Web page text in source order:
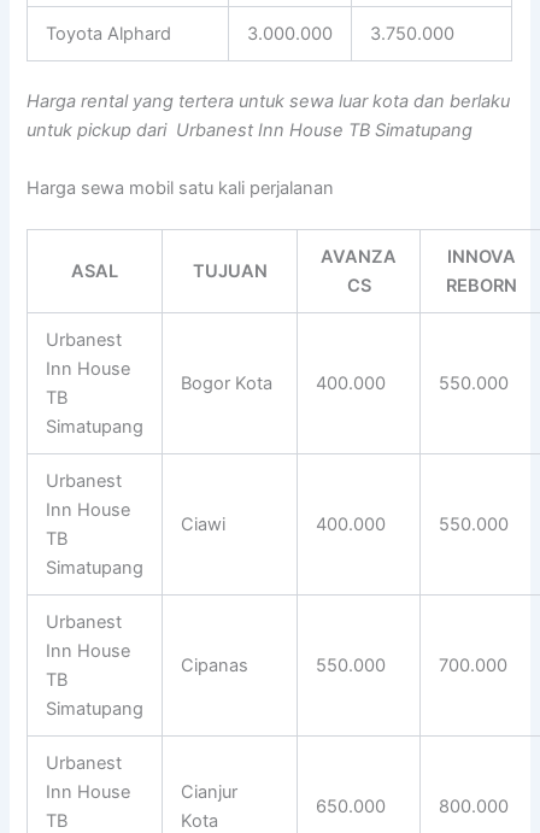
Toyota Alphard 3.000.000 3.750.000
Harga rental yang tertera untuk sewa luar kota dan berlaku
untuk pickup dari Urbanest Inn House TB Simatupang
Harga sewa mobil satu kali perjalanan
ASAL TUJUAN
AVANZA
CS
INNOVA
REBORN
Urbanest
Inn House
TB
Simatupang
Bogor Kota 400.000 550.000
Urbanest
Inn House
TB
Simatupang
Ciawi 400.000 550.000
Urbanest
Inn House
TB
Simatupang
Cipanas 550.000 700.000
Urbanest
Inn House
TB
Cianjur
Kota
650.000 800.000